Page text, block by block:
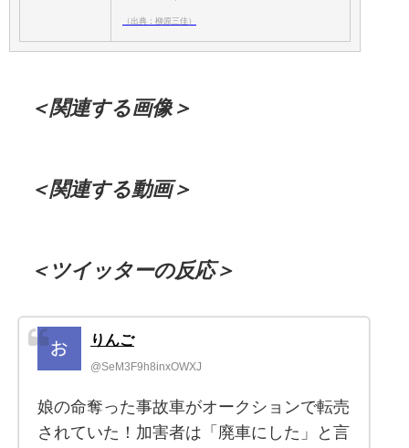
（出典：柳原三佳）
＜関連する画像＞
＜関連する動画＞
＜ツイッターの反応＞
りんご
@SeM3F9h8inxOWXJ
娘の命奪った事故車がオークションで転売
されていた！加害者は「廃車にした」と言